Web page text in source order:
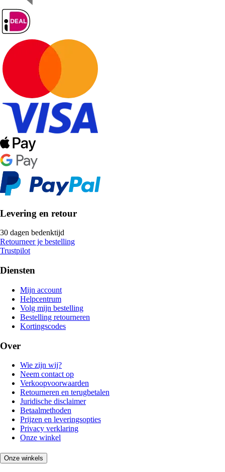
Levering en retour
30 dagen bedenktijd
Retourneer je bestelling
Trustpilot
Diensten
Mijn account
Helpcentrum
Volg mijn bestelling
Bestelling retourneren
Kortingscodes
Over
Wie zijn wij?
Neem contact op
Verkoopvoorwaarden
Retourneren en terugbetalen
Juridische disclaimer
Betaalmethoden
Prijzen en leveringsopties
Privacy verklaring
Onze winkel
Onze winkels